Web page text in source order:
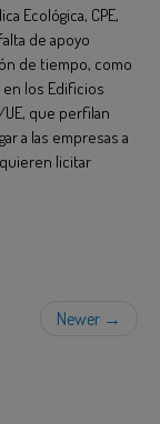
Ecológica, CPE,
de apoyo
de tiempo, como
los Edificios
UE, que perfilan
a las empresas a
licitar
Newer →